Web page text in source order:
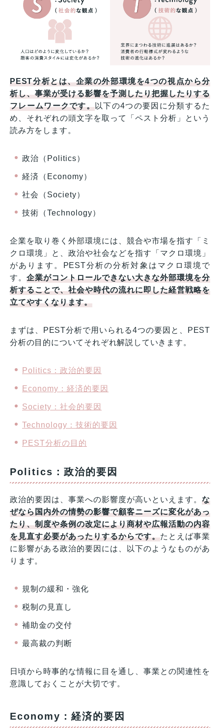
PEST分析とは、企業の外部環境を4つの視点から分
析し、事業が受ける影響を予測したり把握したりする
フレームワークです。以下の4つの要因に分類するた
め、それぞれの頭文字を取って「ペスト分析」という
読み方をします。
政治（Politics）
経済（Economy）
社会（Society）
技術（Technology）
企業を取り巻く外部環境には、競合や市場を指す「ミ
クロ環境」と、政治や社会などを指す「マクロ環境」
があります。PEST分析の分析対象はマクロ環境で
す。企業がコントロールできない大きな外部環境を分
析することで、社会や時代の流れに即した経営戦略を
立てやすくなります。
まずは、PEST分析で用いられる4つの要因と、PEST
分析の目的についてそれぞれ解説していきます。
Politics：政治的要因
Economy：経済的要因
Society：社会的要因
Technology：技術的要因
PEST分析の目的
Politics：政治的要因
政治的要因は、事業への影響度が高いといえます。な
ぜなら国内外の情勢の影響で顧客ニーズに変化があっ
たり、制度や条例の改定により商材や広報活動の内容
を見直す必要があったりするからです。たとえば事業
に影響がある政治的要因には、以下のようなものがあ
ります。
規制の緩和・強化
税制の見直し
補助金の交付
最高裁の判断
日頃から時事的な情報に目を通し、事業との関連性を
意識しておくことが大切です。
Economy：経済的要因